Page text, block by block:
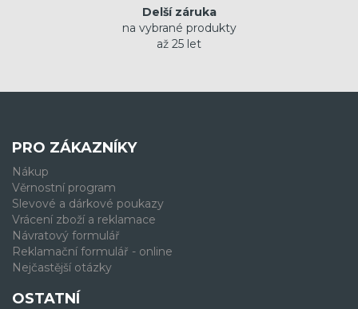
Delší záruka
na vybrané produkty
až 25 let
PRO ZÁKAZNÍKY
Nákup
Věrnostní program
Slevové a dárkové poukazy
Vrácení zboží a reklamace
Návratový formulář
Reklamační formulář - online
Nejčastější otázky
OSTATNÍ